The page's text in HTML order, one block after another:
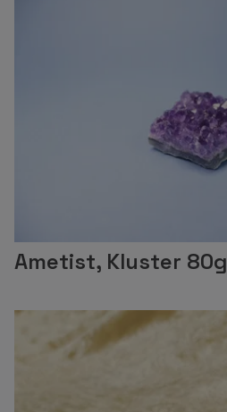
Ametist, Kluster 80g